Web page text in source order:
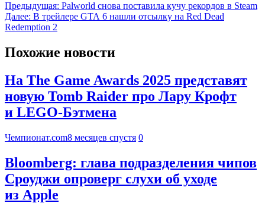
Предыдущая: Palworld снова поставила кучу рекордов в Steam
Далее: В трейлере GTA 6 нашли отсылку на Red Dead
Redemption 2
Похожие новости
На The Game Awards 2025 представят
новую Tomb Raider про Лару Крофт
и LEGO-Бэтмена
Чемпионат.com8 месяцев спустя 0
Bloomberg: глава подразделения чипов
Сроуджи опроверг слухи об уходе
из Apple